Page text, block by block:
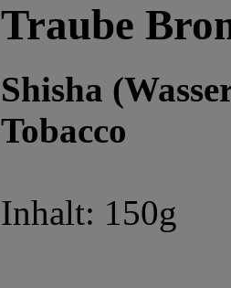
Traube
Shisha
Tobacco
Inhalt: 150g